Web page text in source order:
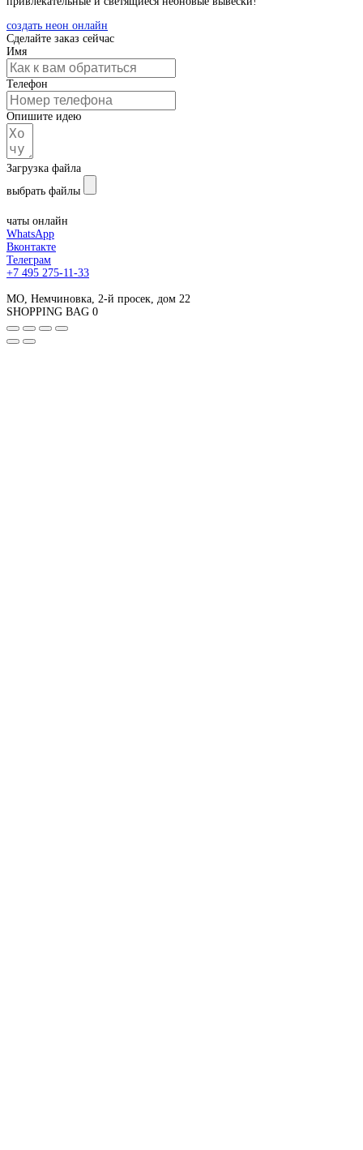
создать неон онлайн
Сделайте заказ сейчас
Имя
Телефон
Опишите идею
Загрузка файла
выбрать файлы
чаты онлайн
WhatsApp
Вконтакте
Телеграм
+7 495 275-11-33
МО, Немчиновка, 2-й просек, дом 22
SHOPPING BAG 0